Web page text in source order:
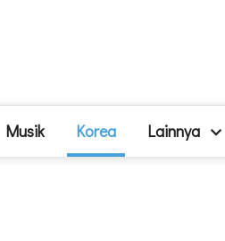
Musik Korea Lainnya